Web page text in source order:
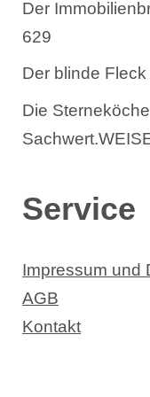
Der
629
Der blinde
Die
Service
Impressum und
AGB
Kontakt